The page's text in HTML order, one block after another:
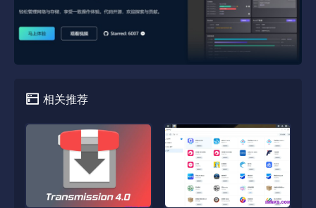
相关推荐